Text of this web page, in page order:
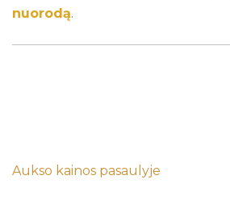
nuorodą.
Aukso kainos pasaulyje